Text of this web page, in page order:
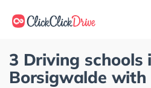
3 Driving schools
Borsigwalde with